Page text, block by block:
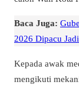
Baca Juga:
2026 Dipacu
Kepada awak
mengikuti